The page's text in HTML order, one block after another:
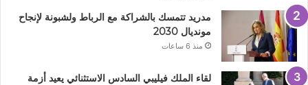
مدريد تتمسك بالشراكة مع الرباط ولشبونة لإنجاح
مونديال 2030
منذ 6 ساعات
لقاء الملك فيليبي السادس الاستثنائي يعيد أزمة